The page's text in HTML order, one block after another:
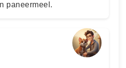
paneermeel.